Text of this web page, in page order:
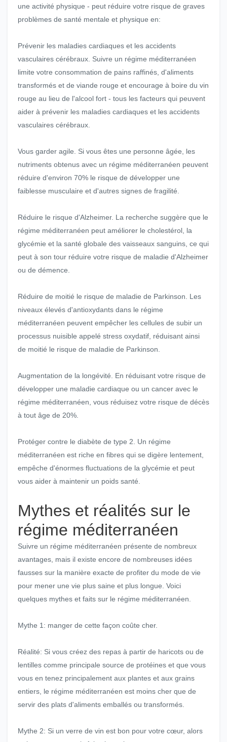
une activité physique - peut réduire votre risque de graves
problèmes de santé mentale et physique en:
Prévenir les maladies cardiaques et les accidents
vasculaires cérébraux. Suivre un régime méditerranéen
limite votre consommation de pains raffinés, d'aliments
transformés et de viande rouge et encourage à boire du vin
rouge au lieu de l'alcool fort - tous les facteurs qui peuvent
aider à prévenir les maladies cardiaques et les accidents
vasculaires cérébraux.
Vous garder agile. Si vous êtes une personne âgée, les
nutriments obtenus avec un régime méditerranéen peuvent
réduire d'environ 70% le risque de développer une
faiblesse musculaire et d'autres signes de fragilité.
Réduire le risque d'Alzheimer. La recherche suggère que le
régime méditerranéen peut améliorer le cholestérol, la
glycémie et la santé globale des vaisseaux sanguins, ce qui
peut à son tour réduire votre risque de maladie d'Alzheimer
ou de démence.
Réduire de moitié le risque de maladie de Parkinson. Les
niveaux élevés d'antioxydants dans le régime
méditerranéen peuvent empêcher les cellules de subir un
processus nuisible appelé stress oxydatif, réduisant ainsi
de moitié le risque de maladie de Parkinson.
Augmentation de la longévité. En réduisant votre risque de
développer une maladie cardiaque ou un cancer avec le
régime méditerranéen, vous réduisez votre risque de décès
à tout âge de 20%.
Protéger contre le diabète de type 2. Un régime
méditerranéen est riche en fibres qui se digère lentement,
empêche d'énormes fluctuations de la glycémie et peut
vous aider à maintenir un poids santé.
Mythes et réalités sur le
régime méditerranéen
Suivre un régime méditerranéen présente de nombreux
avantages, mais il existe encore de nombreuses idées
fausses sur la manière exacte de profiter du mode de vie
pour mener une vie plus saine et plus longue. Voici
quelques mythes et faits sur le régime méditerranéen.
Mythe 1: manger de cette façon coûte cher.
Réalité: Si vous créez des repas à partir de haricots ou de
lentilles comme principale source de protéines et que vous
vous en tenez principalement aux plantes et aux grains
entiers, le régime méditerranéen est moins cher que de
servir des plats d'aliments emballés ou transformés.
Mythe 2: Si un verre de vin est bon pour votre cœur, alors